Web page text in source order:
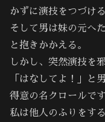
かずに演技をつづける
そして男は妹の元へ
と抱きかかえる。
しかし、突然演技を
「はなしてよ！」と
得意の名クロールで
私は他人のふりをす